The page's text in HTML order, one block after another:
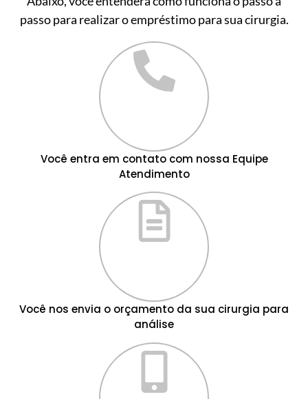
passo para realizar o empréstimo para sua cirurgia.
Você entra em contato com nossa Equipe
Atendimento
Você nos envia o orçamento da sua cirurgia para
análise